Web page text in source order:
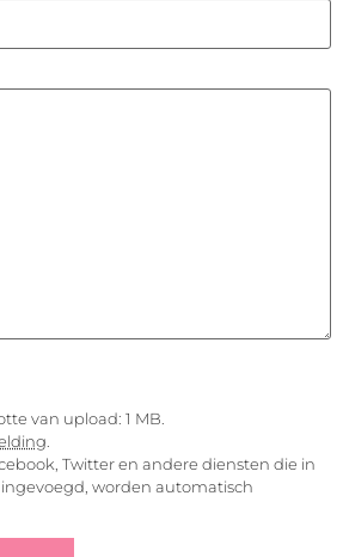
van upload: 1 MB.
Twitter en andere diensten die in
worden automatisch